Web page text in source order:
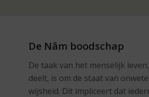
De Nâm boodschap
De taak van het menselijk
deelt, is om de staat van
wijsheid. Dit impliceert dat